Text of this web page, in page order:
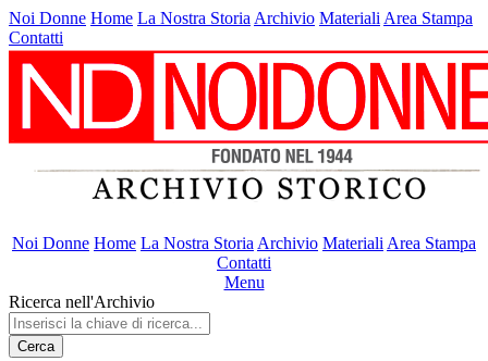
Noi Donne Home La Nostra Storia Archivio Materiali Area Stampa
Contatti
Noi Donne Home La Nostra Storia Archivio Materiali Area Stampa
Contatti
Menu
Ricerca nell'Archivio
Cerca